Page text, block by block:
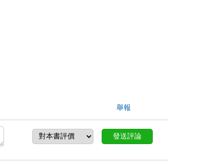
舉報
發送評論